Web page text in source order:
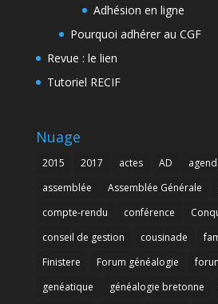
Adhésion en ligne
Pourquoi adhérer au CGF
Revue : le lien
Tutoriel RECIF
Nuage
2015 2017 actes AD
assemblée
Assemblée Générale
compte-rendu
conférence
conseil de gestion
cousinade
Finistere
Forum généalogie
genéatique
généalogie bretonne